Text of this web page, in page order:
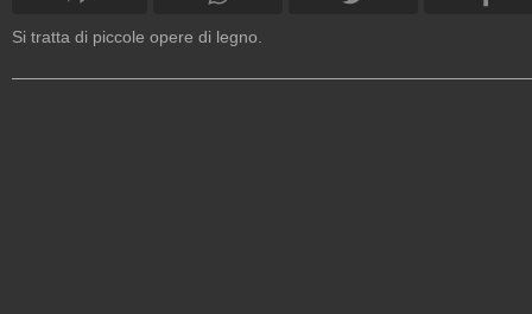
Si tratta di piccole opere di legno.